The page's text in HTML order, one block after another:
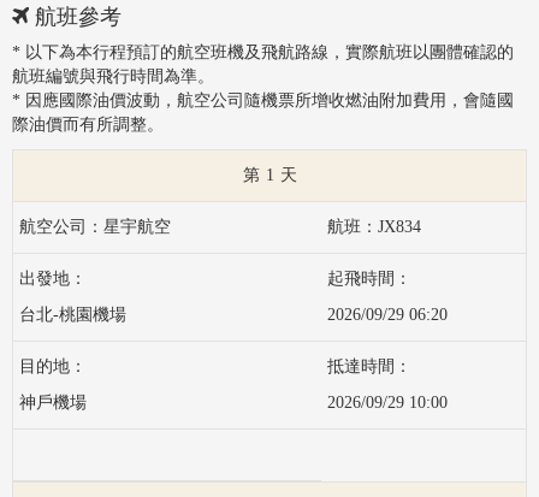
航班參考
* 以下為本行程預訂的航空班機及飛航路線，實際航班以團體確認的
航班編號與飛行時間為準。
* 因應國際油價波動，航空公司隨機票所增收燃油附加費用，會隨國
際油價而有所調整。
1
星宇航空 JX834
台北-桃園機場 2026/09/29 06:20
神戶機場 2026/09/29 10:00